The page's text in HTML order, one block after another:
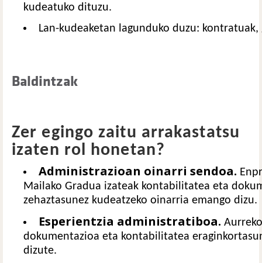
kudeatuko dituzu.
Lan-kudeaketan lagunduko duzu:
Baldintzak
Zer egingo zaitu arrakastatsu
izaten rol honetan?
Administrazioan oinarri sendoa.
Mailako Gradua izateak kontabilitatea eta
zehaztasunez kudeatzeko oinarria emango dizu.
Esperientzia administratiboa.
dokumentazioa eta kontabilitatea
dizute.